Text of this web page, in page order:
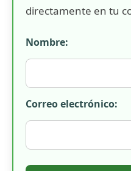
directamente en tu
Nombre:
Correo electrónico: